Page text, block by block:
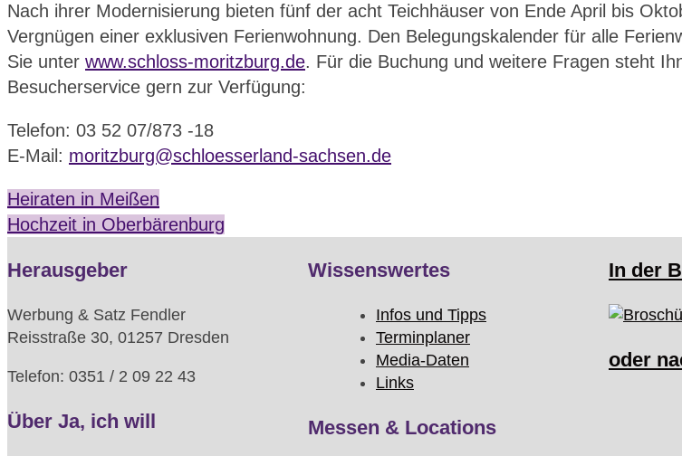
Nach ihrer Modernisierung bieten fünf der acht Teichhäuser von Ende April bis
Vergnügen einer exklusiven Ferienwohnung. Den Belegungskalender für alle
Sie unter www.schloss-moritzburg.de. Für die Buchung und weitere Fragen steht
Besucherservice gern zur Verfügung:
Telefon: 03 52 07/873 -18
E-Mail: moritzburg@schloesserland-sachsen.de
Heiraten in Meißen
Hochzeit in Oberbärenburg
Herausgeber
Werbung & Satz Fendler
Reisstraße 30, 01257 Dresden
Telefon: 0351 / 2 09 22 43
Über Ja, ich will
Wissenswertes
Infos und Tipps
Terminplaner
Media-Daten
Links
Messen & Locations
In der
oder